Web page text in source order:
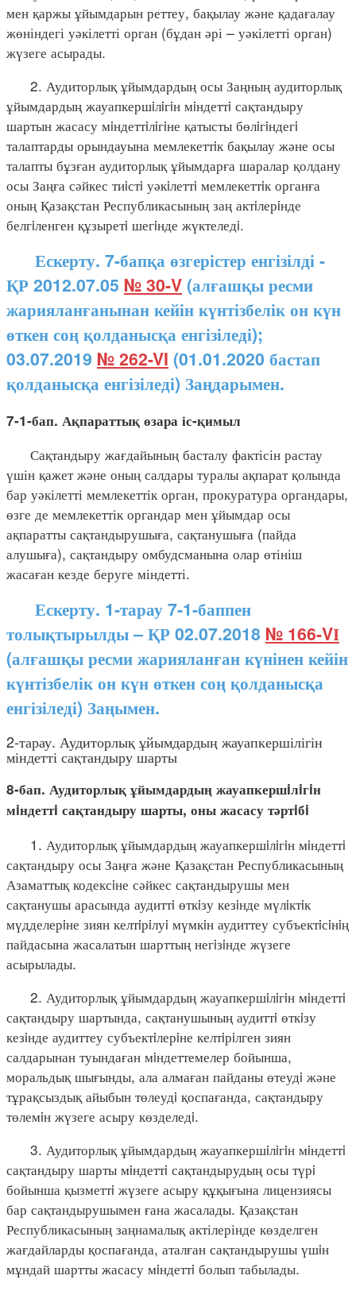
мен қаржы ұйымдарын реттеу, бақылау және қадағалау
жөніндегі уәкілетті орган (бұдан әрі – уәкілетті орган)
жүзеге асырады.
2. Аудиторлық ұйымдардың осы Заңның аудиторлық
ұйымдардың жауапкершiлiгiн мiндеттi сақтандыру
шартын жасасу мiндеттiлiгiне қатысты бөлiгiндегi
талаптарды орындауына мемлекеттiк бақылау және осы
талапты бұзған аудиторлық ұйымдарға шаралар қолдану
осы Заңға сәйкес тиiстi уәкiлеттi мемлекеттiк органға
оның Қазақстан Республикасының заң актiлерiнде
белгiленген құзыретi шегiнде жүктеледi.
Ескерту. 7-бапқа өзгерістер енгізілді -
ҚР 2012.07.05 № 30-V (алғашқы ресми
жарияланғанынан кейін күнтізбелік он күн
өткен соң қолданысқа енгізіледі);
03.07.2019 № 262-VI (01.01.2020 бастап
қолданысқа енгізіледі) Заңдарымен.
7-1-бап. Ақпараттық өзара іс-қимыл
Сақтандыру жағдайының басталу фактісін растау
үшін қажет және оның салдары туралы ақпарат қолында
бар уәкілетті мемлекеттік орган, прокуратура органдары,
өзге де мемлекеттік органдар мен ұйымдар осы
ақпаратты сақтандырушыға, сақтанушыға (пайда
алушыға), сақтандыру омбудсманына олар өтініш
жасаған кезде беруге міндетті.
Ескерту. 1-тарау 7-1-баппен
толықтырылды – ҚР 02.07.2018 № 166-VІ
(алғашқы ресми жарияланған күнінен кейін
күнтізбелік он күн өткен соң қолданысқа
енгізіледі) Заңымен.
2-тарау. Аудиторлық ұйымдардың жауапкершілігін
міндетті сақтандыру шарты
8-бап. Аудиторлық ұйымдардың жауапкершiлiгiн
мiндеттi сақтандыру шарты, оны жасасу тәртiбi
1. Аудиторлық ұйымдардың жауапкершiлiгiн мiндеттi
сақтандыру осы Заңға және Қазақстан Республикасының
Азаматтық кодексiне сәйкес сақтандырушы мен
сақтанушы арасында аудиттi өткiзу кезiнде мүлiктiк
мүдделерiне зиян келтiрiлуi мүмкiн аудиттеу субъектiсiнiң
пайдасына жасалатын шарттың негiзiнде жүзеге
асырылады.
2. Аудиторлық ұйымдардың жауапкершiлiгiн мiндеттi
сақтандыру шартында, сақтанушының аудиттi өткiзу
кезiнде аудиттеу субъектiлерiне келтiрiлген зиян
салдарынан туындаған мiндеттемелер бойынша,
моральдық шығынды, ала алмаған пайданы өтеудi және
тұрақсыздық айыбын төлеудi қоспағанда, сақтандыру
төлемiн жүзеге асыру көзделедi.
3. Аудиторлық ұйымдардың жауапкершiлiгiн мiндеттi
сақтандыру шарты мiндеттi сақтандырудың осы түрi
бойынша қызметтi жүзеге асыру құқығына лицензиясы
бар сақтандырушымен ғана жасалады. Қазақстан
Республикасының заңнамалық актілерінде көзделген
жағдайларды қоспағанда, аталған сақтандырушы үшiн
мұндай шартты жасасу мiндеттi болып табылады.